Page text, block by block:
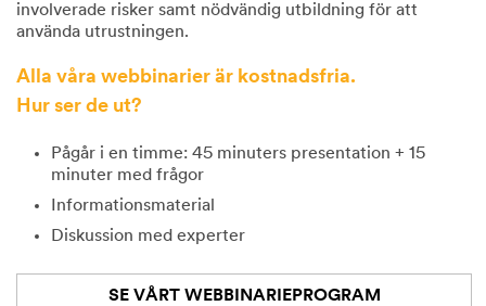
involverade risker samt nödvändig utbildning för att
använda utrustningen.
Alla våra webbinarier är kostnadsfria.
Hur ser de ut?
Pågår i en timme: 45 minuters presentation + 15
minuter med frågor
Informationsmaterial
Diskussion med experter
SE VÅRT WEBBINARIEPROGRAM